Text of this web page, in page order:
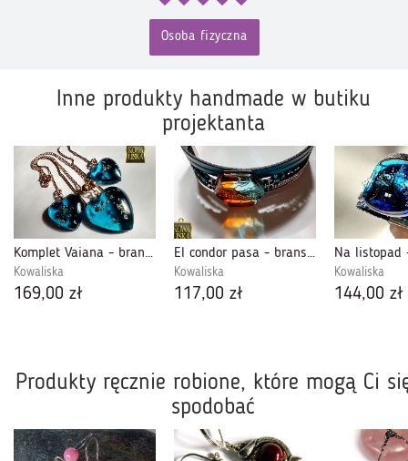
Osoba fizyczna
Inne produkty handmade w butiku
projektanta
Komplet Vaiana - bransoletka i kolczyki
Kowaliska
169,00 zł
El condor pasa - bransoletka z żywicy i rzemieni
Kowaliska
117,00 zł
Kowaliska
144,00 zł
Produkty ręcznie robione, które mogą Ci
spodobać